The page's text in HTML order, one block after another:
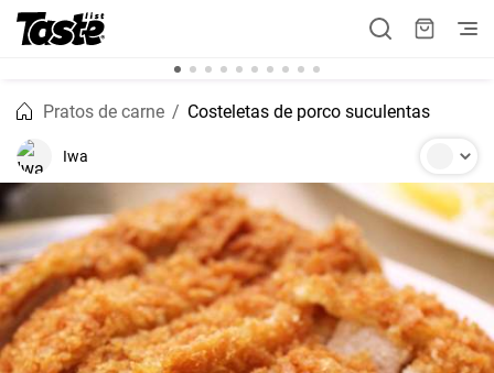
Pratos de carne Costeletas de porco suculentas
Iwa